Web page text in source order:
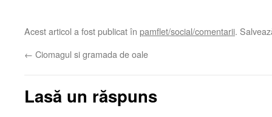
Acest articol a fost publicat în pamflet/social/comentarii.
← Ciomagul si gramada de oale
Lasă un răspuns